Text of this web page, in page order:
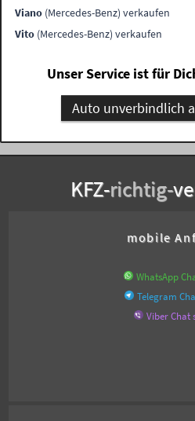
Viano (Mercedes-Benz) verkaufen
Vito (Mercedes-Benz) verkaufen
Unser Service ist für
Auto unverbindlich
KFZ-richtig-
mobile
WhatsApp
Telegram
Viber Chat